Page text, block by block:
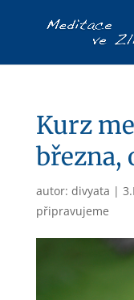
Kurz
března,
autor: divyata |
připravujeme